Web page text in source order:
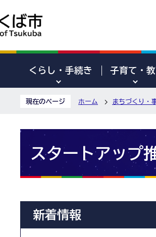
くらし・手続き 子育て・
現在のページ ホーム まちづくり・
スタートアップ
新着情報